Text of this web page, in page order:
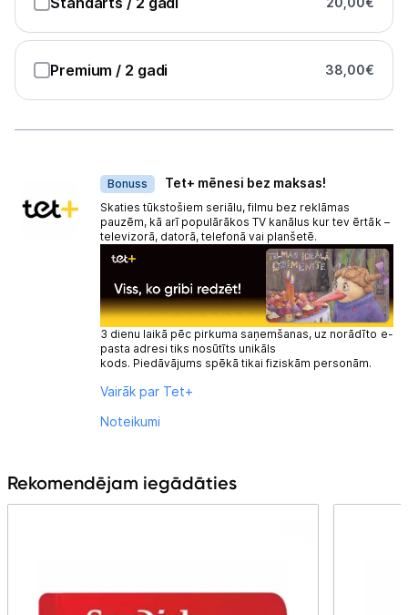
Premium / 2 gadi 38,00€
Bonuss Tet+ mēnesi bez maksas!
Skaties tūkstošiem seriālu, filmu bez reklāmas
pauzēm, kā arī populārākos TV kanālus kur tev ērtāk –
televizorā, datorā, telefonā vai planšetē.
3 dienu laikā pēc pirkuma saņemšanas, uz norādīto e-
pasta adresi tiks nosūtīts unikāls
kods. Piedāvājums spēkā tikai fiziskām personām.
Vairāk par Tet+
Noteikumi
Rekomendējam iegādāties